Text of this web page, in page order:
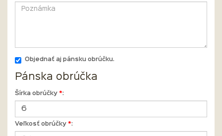
Objednať aj pánsku obrúčku.
Pánska obrúčka
Šírka obrúčky *:
Veľkosť obrúčky *: